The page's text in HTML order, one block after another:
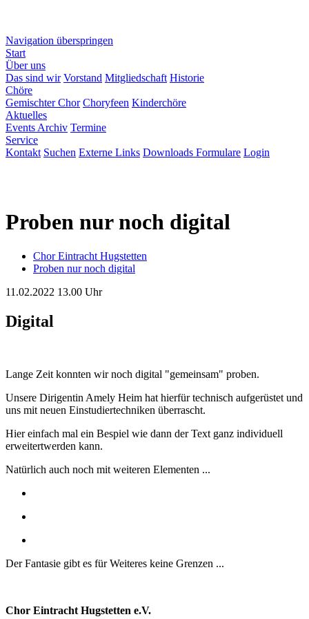
Navigation überspringen
Start
Über uns
Das sind wir Vorstand Mitgliedschaft Historie
Chöre
Gemischter Chor Choryfeen Kinderchöre
Aktuelles
Events Archiv Termine
Service
Kontakt Suchen Externe Links Downloads Formulare Login
Proben nur noch digital
Chor Eintracht Hugstetten
Proben nur noch digital
11.02.2022 13.00 Uhr
Digital
Lange Zeit konnten wir noch digital "gemeinsam" proben.
Unsere Dirigentin Amely Heim hat hierfür technisch aufgerüstet und
uns mit neuen Einstudiertechniken überrascht.
Hier einfach mal ein Bespiel wie dann der Text ganz individuell
erweitertwerden kann.
Natürlich auch noch mit weiteren Elementen ...
Der Fantasie gibt es für Weiteres keine Grenzen ...
Chor Eintracht Hugstetten e.V.